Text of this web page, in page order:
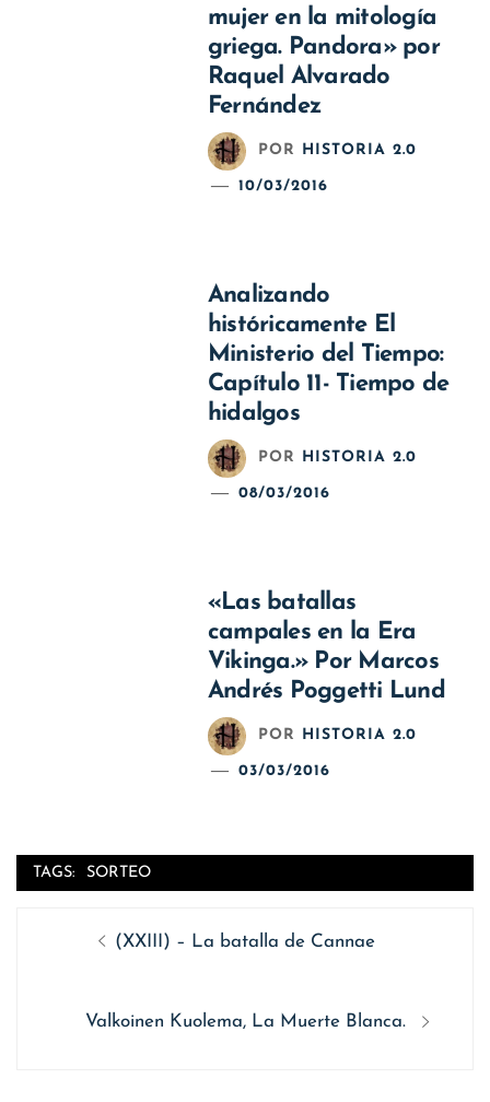
mujer en la mitología
griega. Pandora» por
Raquel Alvarado
Fernández
POR HISTORIA 2.0
10/03/2016
Analizando
históricamente El
Ministerio del Tiempo:
Capítulo 11- Tiempo de
hidalgos
POR HISTORIA 2.0
08/03/2016
«Las batallas
campales en la Era
Vikinga.» Por Marcos
Andrés Poggetti Lund
POR HISTORIA 2.0
03/03/2016
TAGS: SORTEO
Navegación
Entrada
(XXIII) – La batalla de Cannae
Siguiente
Valkoinen Kuolema, La Muerte Blanca.